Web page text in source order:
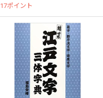
17ポイント